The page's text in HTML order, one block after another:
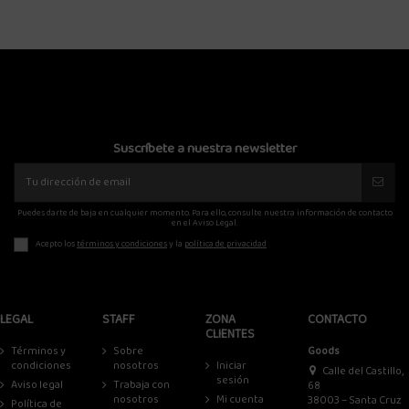
Suscríbete a nuestra newsletter
Puedes darte de baja en cualquier momento. Para ello, consulte nuestra información de contacto
en el Aviso Legal.
Acepto lostérminos y condicionesy la política de privacidad
LEGAL
Términos y
condiciones
Aviso legal
Política de
STAFF
Sobre
nosotros
Trabaja con
nosotros
ZONA
CLIENTES
Iniciar
sesión
Mi cuenta
CONTACTO
Goods
Calle del Castillo,
68
38003 – Santa Cruz